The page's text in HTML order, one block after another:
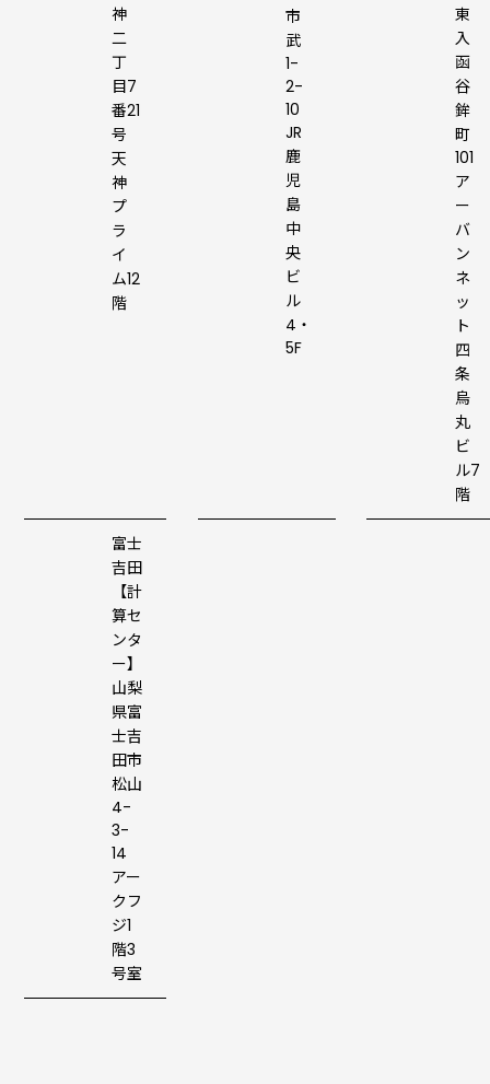
神
二
丁
目7
番21
号
天
神
プ
ラ
イ
ム12
階
市
武
1-
2-
10
JR
鹿
児
島
中
央
ビ
ル
4・
5F
東
入
函
谷
鉾
町
101
ア
ー
バ
ン
ネ
ッ
ト
四
条
烏
丸
ビ
ル7
階
富士
吉田
【計
算セ
ンタ
ー】
山梨
県富
士吉
田市
松山
4-
3-
14
アー
クフ
ジ1
階3
号室